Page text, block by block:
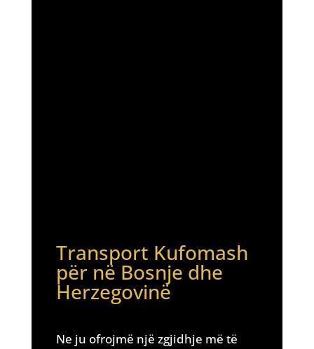
Transport Kufomash
për në Bosnje dhe
Herzegovinë
Ne ju ofrojmë një zgjidhje më të